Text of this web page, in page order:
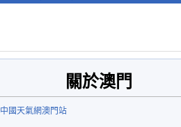
關於澳門
中國天氣網澳門站